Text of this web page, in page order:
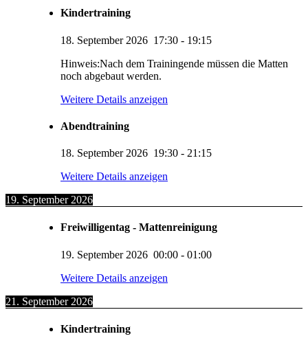
Kindertraining
18. September 2026 17:30 - 19:15
Hinweis:Nach dem Trainingende müssen die Matten
noch abgebaut werden.
Weitere Details anzeigen
Abendtraining
18. September 2026 19:30 - 21:15
Weitere Details anzeigen
19. September 2026
Freiwilligentag - Mattenreinigung
19. September 2026 00:00 - 01:00
Weitere Details anzeigen
21. September 2026
Kindertraining